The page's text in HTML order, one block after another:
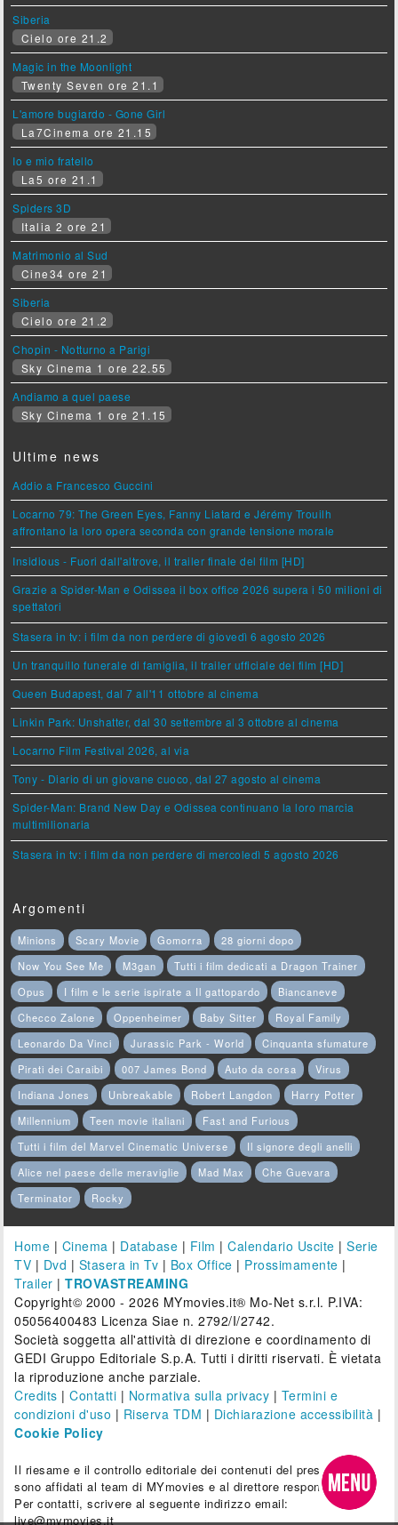
Siberia
Cielo ore 21.2
Magic in the Moonlight
Twenty Seven ore 21.1
L'amore bugiardo - Gone Girl
La7Cinema ore 21.15
Io e mio fratello
La5 ore 21.1
Spiders 3D
Italia 2 ore 21
Matrimonio al Sud
Cine34 ore 21
Siberia
Cielo ore 21.2
Chopin - Notturno a Parigi
Sky Cinema 1 ore 22.55
Andiamo a quel paese
Sky Cinema 1 ore 21.15
Ultime news
Addio a Francesco Guccini
Locarno 79: The Green Eyes, Fanny Liatard e Jérémy Trouilh
affrontano la loro opera seconda con grande tensione morale
Insidious - Fuori dall'altrove, il trailer finale del film [HD]
Grazie a Spider-Man e Odissea il box office 2026 supera i 50 milioni di
spettatori
Stasera in tv: i film da non perdere di giovedì 6 agosto 2026
Un tranquillo funerale di famiglia, il trailer ufficiale del film [HD]
Queen Budapest, dal 7 all'11 ottobre al cinema
Linkin Park: Unshatter, dal 30 settembre al 3 ottobre al cinema
Locarno Film Festival 2026, al via
Tony - Diario di un giovane cuoco, dal 27 agosto al cinema
Spider-Man: Brand New Day e Odissea continuano la loro marcia
multimilionaria
Stasera in tv: i film da non perdere di mercoledì 5 agosto 2026
Argomenti
Minions Scary Movie Gomorra
28 giorni dopo
Now You See Me
M3gan
Tutti i film dedicati a Dragon Trainer
Opus
I film e le serie ispirate a Il gattopardo
Biancaneve
Checco Zalone
Oppenheimer Baby Sitter
Royal Family
Leonardo Da Vinci
Jurassic Park - World
Cinquanta sfumature
Pirati dei Caraibi
007 James Bond Auto da corsa
Virus
Indiana Jones
Unbreakable Robert Langdon
Harry Potter
Millennium
Teen movie italiani
Fast and Furious
Tutti i film del Marvel Cinematic Universe
Il signore degli anelli
Alice nel paese delle meraviglie
Mad Max
Che Guevara
Terminator
Rocky
Home | Cinema | Database | Film |Calendario Uscite |Serie
TV | Dvd | Stasera in Tv | Box Office | Prossimamente |
Trailer |TROVASTREAMING
Copyright© 2000 - 2026 MYmovies.it® Mo-Net s.r.l. P.IVA:
05056400483 Licenza Siae n. 2792/I/2742.
Società soggetta all'attività di direzione e coordinamento di
GEDI Gruppo Editoriale S.p.A. Tutti i diritti riservati. È vietata
la riproduzione anche parziale.
Credits |Contatti | Normativa sulla privacy | Termini e
condizioni d'uso | Riserva TDM | Dichiarazione accessibilità |
Cookie Policy
Il riesame e il controllo editoriale dei contenuti del presente sito
sono affidati al team di MYmovies e al direttore responsabile.
Per contatti, scrivere al seguente indirizzo email:
live@mymovies.it